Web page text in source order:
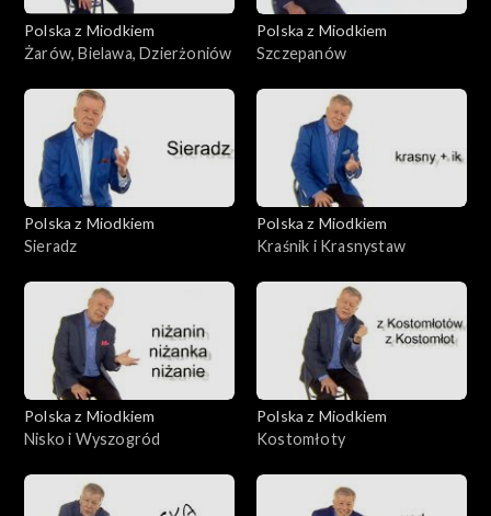
Polska z Miodkiem
Żarów, Bielawa, Dzierżoniów
Polska z Miodkiem
Szczepanów
Polska z Miodkiem
Sieradz
Polska z Miodkiem
Kraśnik i Krasnystaw
Polska z Miodkiem
Nisko i Wyszogród
Polska z Miodkiem
Kostomłoty